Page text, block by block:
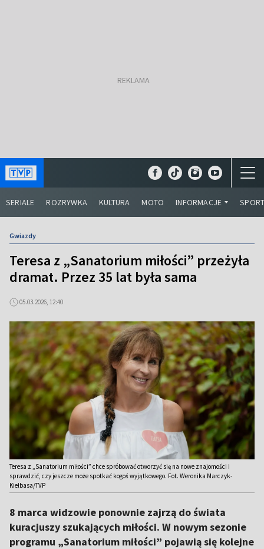
SERIALE ROZRYWKA KULTURA MOTO INFORMACJE
Gwiazdy
Teresa z „Sanatorium miłości” przeżyła
dramat. Przez 35 lat była sama
05.03.2026, 12:40
Teresa z „Sanatorium miłości” chce spróbować otworzyć się na nowe znajomości i
sprawdzić, czy jeszcze może spotkać kogoś wyjątkowego. Fot. Weronika Marczyk-
Kiełbasa/TVP
8 marca widzowie ponownie zajrzą do świata
kuracjuszy szukających miłości. W nowym sezonie
programu „Sanatorium miłości” pojawią się kolejne